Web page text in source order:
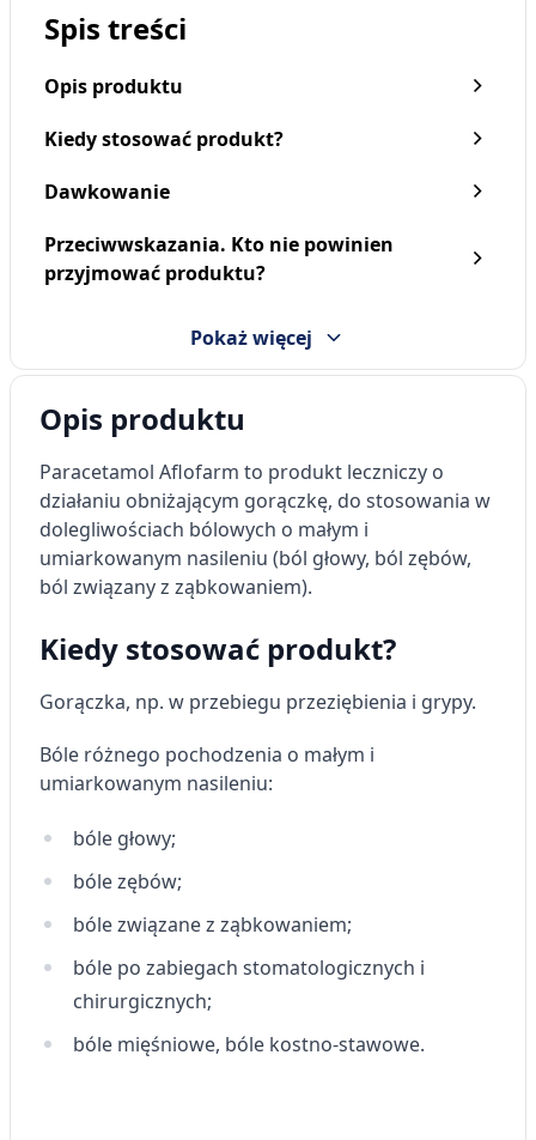
Spis treści
Opis produktu
Kiedy stosować produkt?
Dawkowanie
Przeciwwskazania. Kto nie powinien
przyjmować produktu?
Pokaż więcej
Opis produktu
Paracetamol Aflofarm to produkt leczniczy o
działaniu obniżającym gorączkę, do stosowania w
dolegliwościach bólowych o małym i
umiarkowanym nasileniu (ból głowy, ból zębów,
ból związany z ząbkowaniem).
Kiedy stosować produkt?
Gorączka, np. w przebiegu przeziębienia i grypy.
Bóle różnego pochodzenia o małym i
umiarkowanym nasileniu:
bóle głowy;
bóle zębów;
bóle związane z ząbkowaniem;
bóle po zabiegach stomatologicznych i
chirurgicznych;
bóle mięśniowe, bóle kostno-stawowe.